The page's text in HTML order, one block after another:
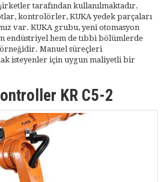
tarafından kullanılmaktadır.
kontrolörler, KUKA yedek parçaları
var. KUKA grubu, yeni otomasyon
endüstriyel hem de tıbbi bölümlerde
Manuel süreçleri
isteyenler için uygun maliyetli bir
KR C5-2